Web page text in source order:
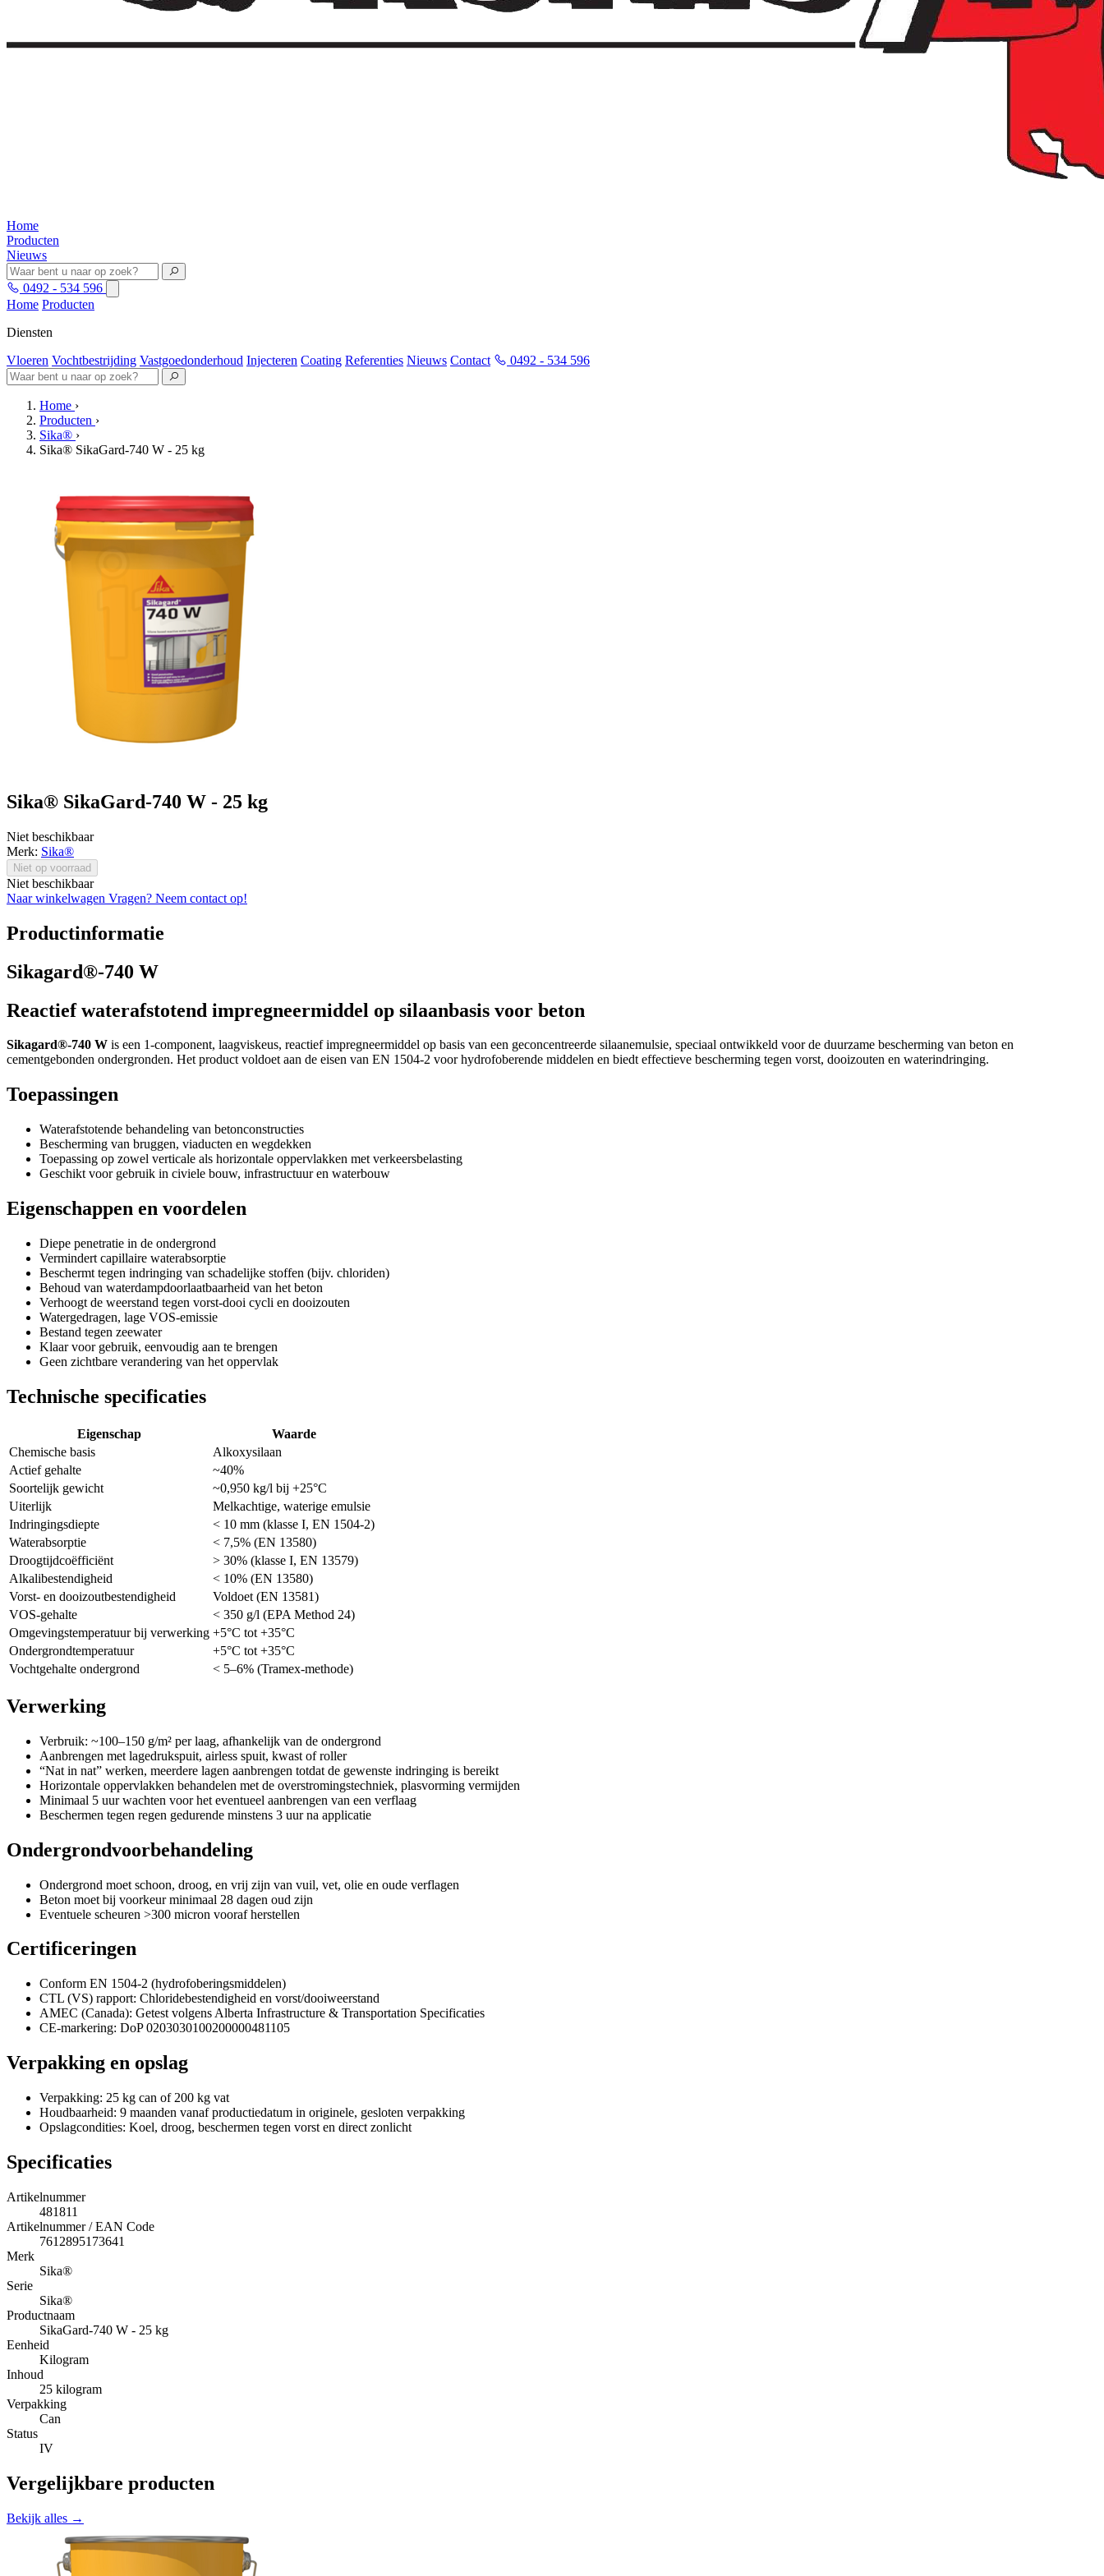
Home
Producten
Nieuws
0492 - 534 596
Home Producten
Diensten
Vloeren Vochtbestrijding Vastgoedonderhoud Injecteren Coating Referenties Nieuws Contact 0492 - 534 596
Home ›
Producten ›
Sika® ›
Sika® SikaGard-740 W - 25 kg
Sika® SikaGard-740 W - 25 kg
Niet beschikbaar
Merk: Sika®
Niet op voorraad
Niet beschikbaar
Naar winkelwagen Vragen? Neem contact op!
Productinformatie
Sikagard®-740 W
Reactief waterafstotend impregneermiddel op silaanbasis voor beton
Sikagard®-740 W is een 1-component, laagviskeus, reactief impregneermiddel op basis van een geconcentreerde silaanemulsie, speciaal ontwikkeld voor de duurzame bescherming van beton en
cementgebonden ondergronden. Het product voldoet aan de eisen van EN 1504-2 voor hydrofoberende middelen en biedt effectieve bescherming tegen vorst, dooizouten en waterindringing.
Toepassingen
Waterafstotende behandeling van betonconstructies
Bescherming van bruggen, viaducten en wegdekken
Toepassing op zowel verticale als horizontale oppervlakken met verkeersbelasting
Geschikt voor gebruik in civiele bouw, infrastructuur en waterbouw
Eigenschappen en voordelen
Diepe penetratie in de ondergrond
Vermindert capillaire waterabsorptie
Beschermt tegen indringing van schadelijke stoffen (bijv. chloriden)
Behoud van waterdampdoorlaatbaarheid van het beton
Verhoogt de weerstand tegen vorst-dooi cycli en dooizouten
Watergedragen, lage VOS-emissie
Bestand tegen zeewater
Klaar voor gebruik, eenvoudig aan te brengen
Geen zichtbare verandering van het oppervlak
Technische specificaties
Eigenschap
Waarde
Chemische basis
Alkoxysilaan
Actief gehalte
~40%
Soortelijk gewicht
~0,950 kg/l bij +25°C
Uiterlijk
Melkachtige, waterige emulsie
Indringingsdiepte
< 10 mm (klasse I, EN 1504-2)
Waterabsorptie
< 7,5% (EN 13580)
Droogtijdcoëfficiënt
> 30% (klasse I, EN 13579)
Alkalibestendigheid
< 10% (EN 13580)
Vorst- en dooizoutbestendigheid
Voldoet (EN 13581)
VOS-gehalte
< 350 g/l (EPA Method 24)
Omgevingstemperatuur bij verwerking +5°C tot +35°C
Ondergrondtemperatuur
+5°C tot +35°C
Vochtgehalte ondergrond
< 5–6% (Tramex-methode)
Verwerking
Verbruik: ~100–150 g/m² per laag, afhankelijk van de ondergrond
Aanbrengen met lagedrukspuit, airless spuit, kwast of roller
“Nat in nat” werken, meerdere lagen aanbrengen totdat de gewenste indringing is bereikt
Horizontale oppervlakken behandelen met de overstromingstechniek, plasvorming vermijden
Minimaal 5 uur wachten voor het eventueel aanbrengen van een verflaag
Beschermen tegen regen gedurende minstens 3 uur na applicatie
Ondergrondvoorbehandeling
Ondergrond moet schoon, droog, en vrij zijn van vuil, vet, olie en oude verflagen
Beton moet bij voorkeur minimaal 28 dagen oud zijn
Eventuele scheuren >300 micron vooraf herstellen
Certificeringen
Conform EN 1504-2 (hydrofoberingsmiddelen)
CTL (VS) rapport: Chloridebestendigheid en vorst/dooiweerstand
AMEC (Canada): Getest volgens Alberta Infrastructure & Transportation Specificaties
CE-markering: DoP 0203030100200000481105
Verpakking en opslag
Verpakking: 25 kg can of 200 kg vat
Houdbaarheid: 9 maanden vanaf productiedatum in originele, gesloten verpakking
Opslagcondities: Koel, droog, beschermen tegen vorst en direct zonlicht
Specificaties
Artikelnummer
481811
Artikelnummer / EAN Code
7612895173641
Merk
Sika®
Serie
Sika®
Productnaam
SikaGard-740 W - 25 kg
Eenheid
Kilogram
Inhoud
25 kilogram
Verpakking
Can
Status
IV
Vergelijkbare producten
Bekijk alles →